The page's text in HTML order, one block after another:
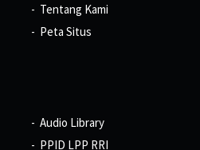
Tentang Kami
Peta Situs
Audio Library
PPID LPP RRI